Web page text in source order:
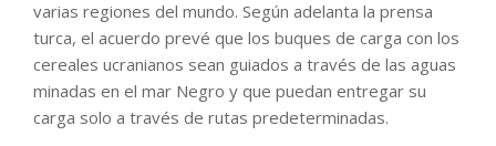
varias regiones del mundo. Según adelanta la prensa
turca, el acuerdo prevé que los buques de carga con los
cereales ucranianos sean guiados a través de las aguas
minadas en el mar Negro y que puedan entregar su
carga solo a través de rutas predeterminadas.